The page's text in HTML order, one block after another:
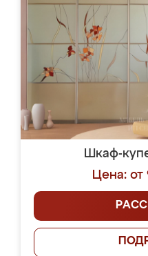
Шкаф-
Цена: от